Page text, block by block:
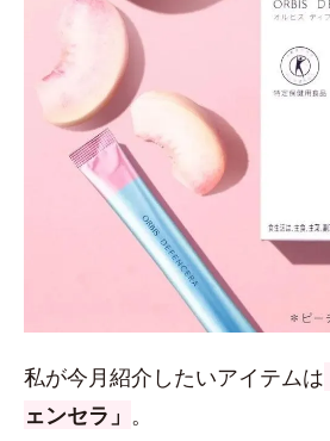
私が今月紹介したいアイテムは
ェンセラ」 。